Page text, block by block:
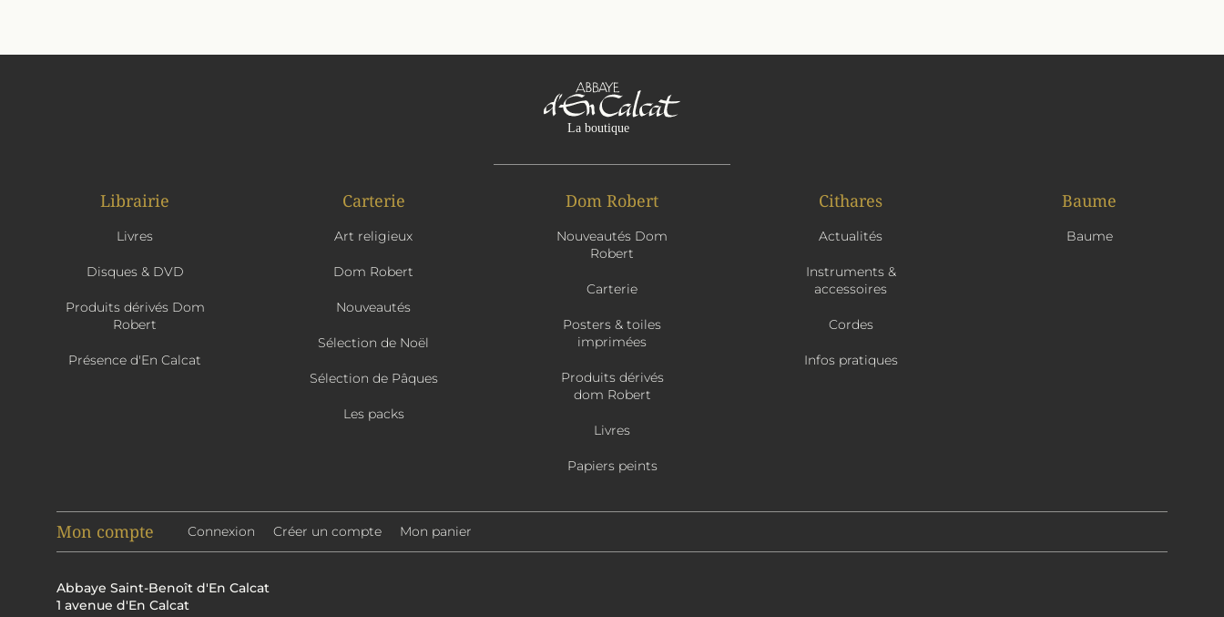
Librairie
Livres
Disques & DVD
Produits dérivés Dom
Robert
Présence d'En Calcat
Carterie
Art religieux
Dom Robert
Nouveautés
Sélection de Noël
Sélection de Pâques
Les packs
Dom Robert
Nouveautés Dom
Robert
Carterie
Posters & toiles
imprimées
Produits dérivés
dom Robert
Livres
Papiers peints
Cithares
Actualités
Instruments &
accessoires
Cordes
Infos pratiques
Baume
Baume
Mon compte Connexion Créer un compte Mon panier
Abbaye Saint-Benoît d'En Calcat
1 avenue d'En Calcat